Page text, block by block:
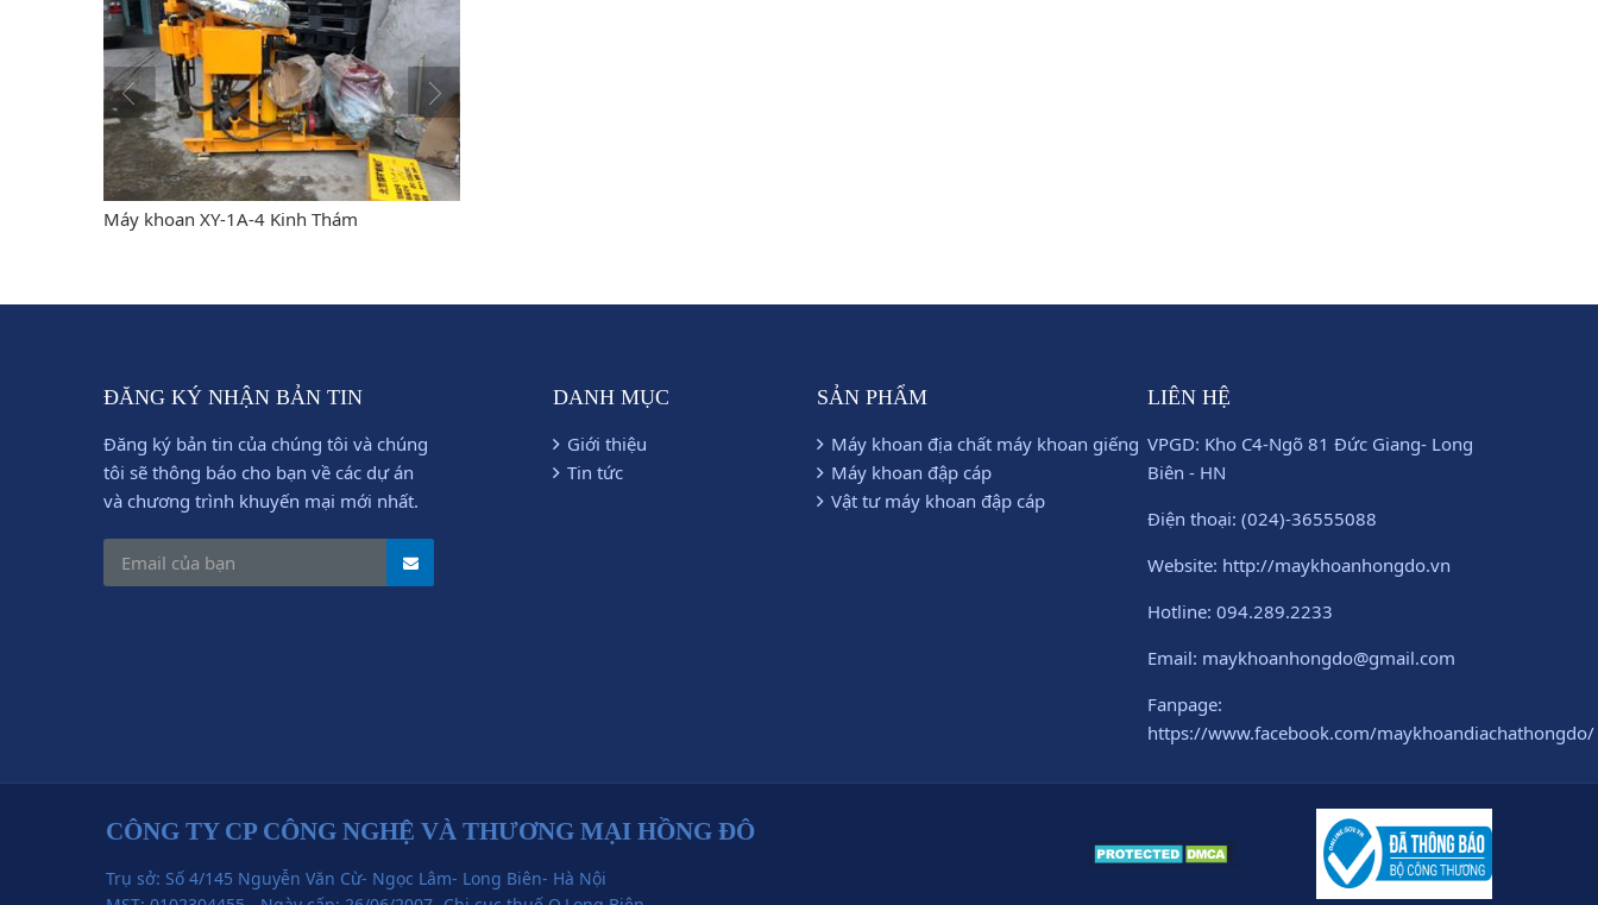
Máy Khoan XY-1 Kinh Thám
ĐĂNG KÝ NHẬN BẢN TIN
Đăng ký bản tin của chúng tôi và chúng
tôi sẽ thông báo cho bạn về các dự án
và chương trình khuyến mại mới nhất.
DANH MỤC
Giới thiệu
Tin tức
SẢN PHẨM
Máy khoan địa chất máy khoan giếng
Máy khoan đập cáp
Vật tư máy khoan đập cáp
LIÊN HỆ
VPGD: Kho C4-Ngõ 81 Đức Giang- Long
Biên - HN
Điện thoại: (024)-36555088
Website: http://maykhoanhongdo.vn
Hotline: 094.289.2233
Email: maykhoanhongdo@gmail.com
Fanpage:
https://www.facebook.com/maykhoandiachathongdo/
CÔNG TY CP CÔNG NGHỆ VÀ THƯƠNG MẠI HỒNG ĐÔ
Trụ sở: Số 4/145 Nguyễn Văn Cừ- Ngọc Lâm- Long Biên- Hà Nội